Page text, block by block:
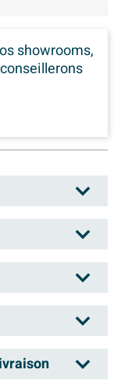
showrooms,
allant jusqu’à
1 500 €
retrouvez vos
prix estivaux